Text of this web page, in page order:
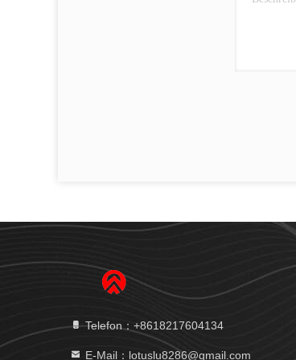
Telefon：+8618217604134
E-Mail：lotuslu8286@gmail.com